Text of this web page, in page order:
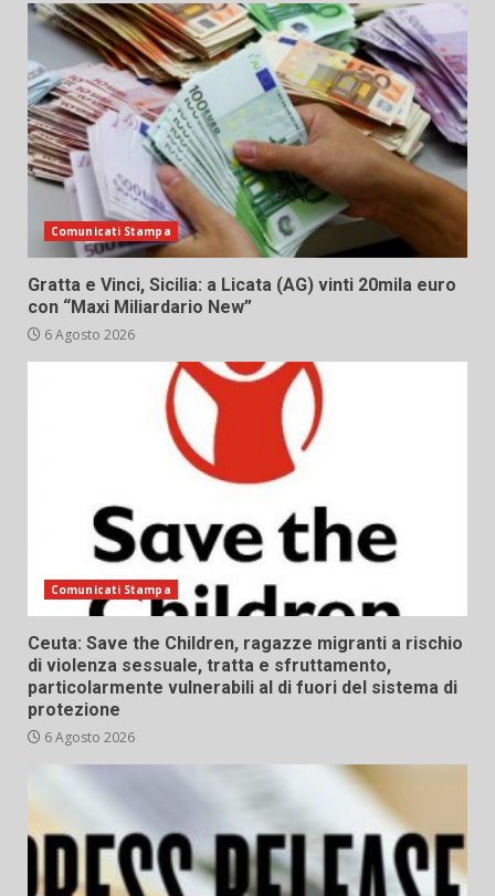
Comunicati Stampa
Gratta e Vinci, Sicilia: a Licata (AG) vinti 20mila euro
con “Maxi Miliardario New”
6 Agosto 2026
Comunicati Stampa
Ceuta: Save the Children, ragazze migranti a rischio
di violenza sessuale, tratta e sfruttamento,
particolarmente vulnerabili al di fuori del sistema di
protezione
6 Agosto 2026